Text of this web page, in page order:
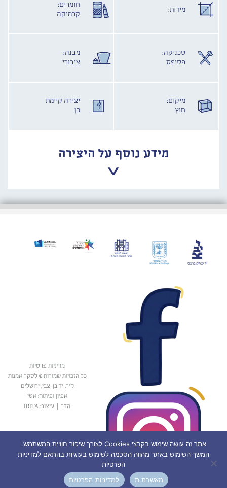
מידות:
חומרים:
קרמיקה
טכניקה:
פסיפס
מבנה:
ציבורי
מיקום:
חוץ
יצירה קיימת
כן
מידע נוסף על היצירה
מדיניות פרטיות
כל הזכויות שמורות © לסקר אמנות
קיר, יד בן-צבי, ירושלים
אפיון ופיתוח: אטי
הדר
עיצוב: IRITA
אתר זה עושה שימוש בקבצי Cookies לצורך שיפור חוויית המשתמש.
המשך השימוש באתר מהווה הסכמה לשימוש בעוגיות בהתאם למדיניות
הפרטיות
מאשרת.ת
למדיניות הפרטיות